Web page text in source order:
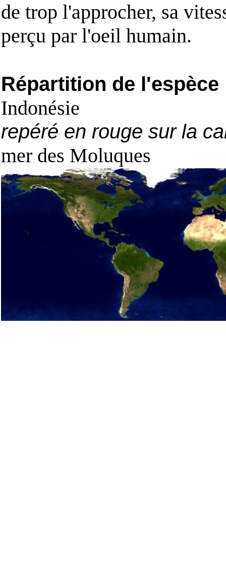
de trop l'approcher, sa
perçu par l'oeil humain.
Répartition de l'espèce
Indonésie
repéré en rouge sur la
mer des Moluques